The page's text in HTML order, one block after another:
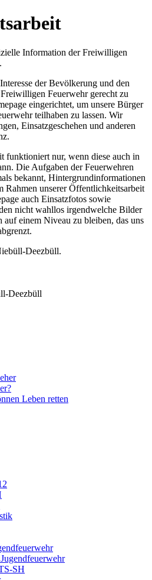
Information der Freiwilligen
der Bevölkerung und den
Feuerwehr gerecht zu
eingerichtet, um unsere Bürger
teilhaben zu lassen. Wir
Einsatzgeschehen und anderen
funktioniert nur, wenn diese auch in
Die Aufgaben der Feuerwehren
bekannt, Hintergrundinformationen
Rahmen unserer Öffentlichkeitsarbeit
auch Einsatzfotos sowie
nicht wahllos irgendwelche Bilder
auf einem Niveau zu bleiben, das uns
Deezbüll.
Deezbüll
Leben retten
SH